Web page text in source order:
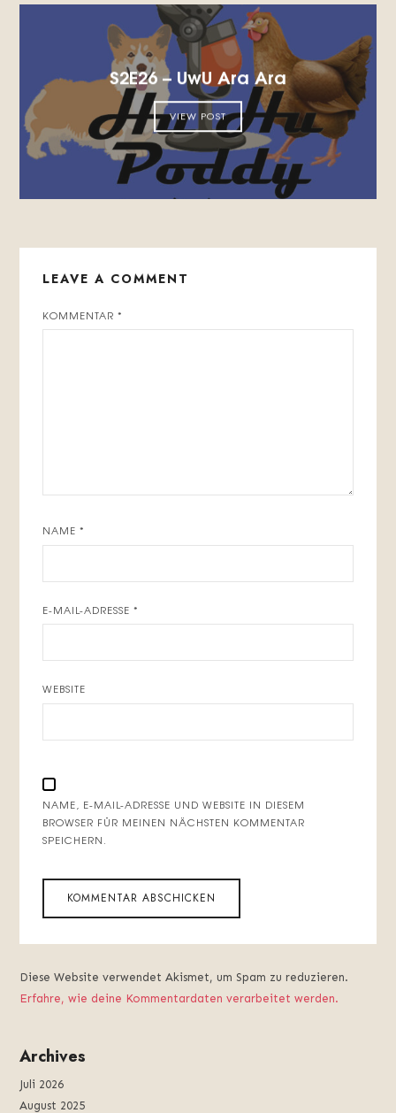
S2E26 – UwU Ara Ara
VIEW POST
LEAVE A COMMENT
KOMMENTAR*
NAME*
E-MAIL-ADRESSE*
WEBSITE
NAME, E-MAIL-ADRESSE UND WEBSITE IN DIESEM
BROWSER FÜR MEINEN NÄCHSTEN KOMMENTAR
SPEICHERN.
Diese Website verwendet Akismet, um Spam zu reduzieren.
Erfahre, wie deine Kommentardaten verarbeitet werden.
Archives
Juli 2026
August 2025